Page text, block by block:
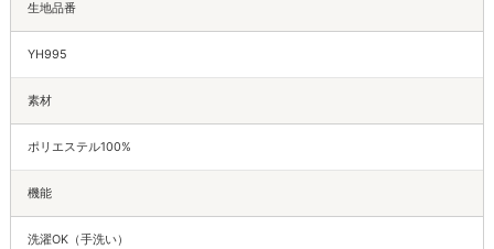
生地品番
YH995
素材
ポリエステル100%
機能
洗濯OK（手洗い）